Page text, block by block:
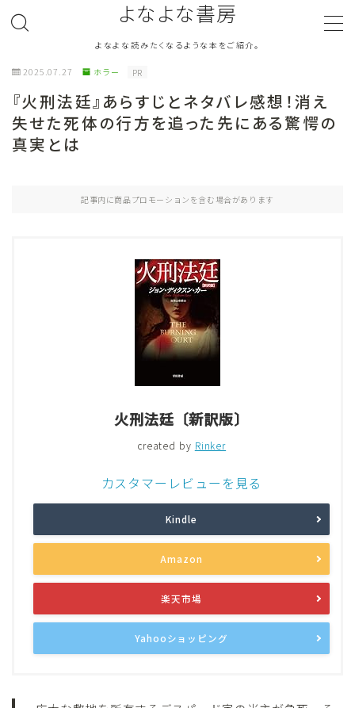
よなよな書房
よなよな読みたくなるような本をご紹介。
ジャンル Genre
ランキング
作者別おすすめ Author
読書をより楽しむ Good Reading
2025.07.27 ホラー PR
『火刑法廷』あらすじとネタバレ感想！消え
失せた死体の行方を追った先にある驚愕の
真実とは
記事内に商品プロモーションを含む場合があります
火刑法廷〔新訳版〕
created by Rinker
カスタマーレビューを見る
Kindle
Amazon
楽天市場
Yahooショッピング